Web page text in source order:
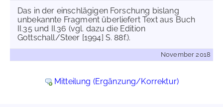
Das in der einschlägigen Forschung bislang
unbekannte Fragment überliefert Text aus Buch
II.35 und II.36 (vgl. dazu die Edition
Gottschall/Steer [1994] S. 88f.).
November 2018
Mitteilung (Ergänzung/Korrektur)